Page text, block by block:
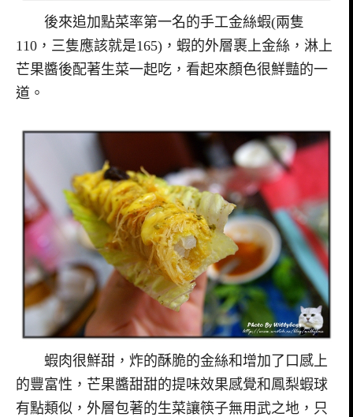
後來追加點菜率第一名的手工金絲蝦(兩隻
110，三隻應該就是165)，蝦的外層裹上金絲，淋上
芒果醬後配著生菜一起吃，看起來顏色很鮮豔的一
道。
蝦肉很鮮甜，炸的酥脆的金絲和增加了口感上
的豐富性，芒果醬甜甜的提味效果感覺和鳳梨蝦球
有點類似，外層包著的生菜讓筷子無用武之地，只